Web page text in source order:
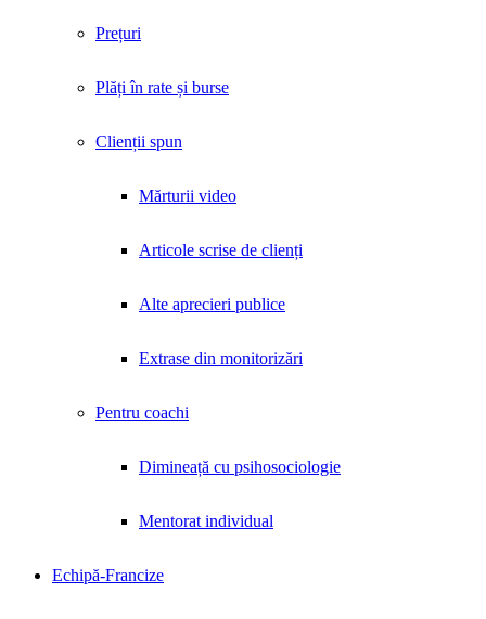
Prețuri
Plăți în rate și burse
Clienții spun
Mărturii video
Articole scrise de clienți
Alte aprecieri publice
Extrase din monitorizări
Pentru coachi
Dimineață cu psihosociologie
Mentorat individual
Echipă-Francize